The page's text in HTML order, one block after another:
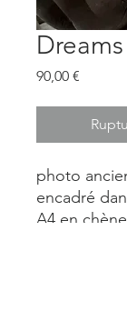
Dreams
90,00 €
photo
encadré
A4 en